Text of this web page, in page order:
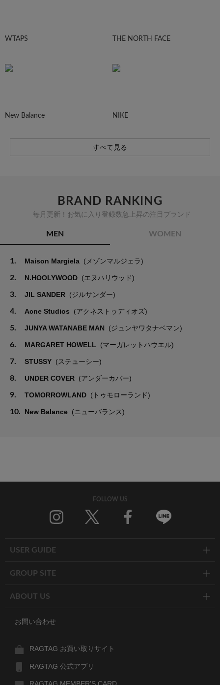
WTAPS THE NORTH FACE
New Balance NIKE
すべて見る
BRAND RANKING
毎月更新！お気に入り登録数急上昇の注目ブランド
MEN WOMEN
1. Maison Margiela (メゾンマルジェラ)
2. N.HOOLYWOOD (エヌハリウッド)
3. JIL SANDER (ジルサンダー)
4. Acne Studios (アクネストゥディオズ)
5. JUNYA WATANABE MAN (ジュンヤワタナベマン)
6. MARGARET HOWELL (マーガレットハウエル)
7. STUSSY (ステューシー)
8. UNDER COVER (アンダーカバー)
9. TOMORROWLAND (トゥモローランド)
10. New Balance (ニューバランス)
FOLLOW US
USER GUIDE
GROUP SITE
ABOUT US
お問い合わせ
RAGTAG お買い取りサイト
RAGTAG 公式アプリ